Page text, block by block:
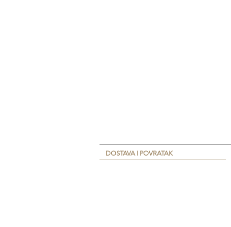
DOSTAVA I POVRATAK